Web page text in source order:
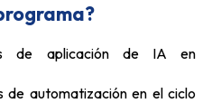
de aplicación de IA en
de automatización en el ciclo